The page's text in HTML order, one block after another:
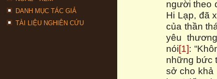
DANH MỤC TÁC GIẢ
TÀI LIỆU NGHIÊN CỨU
người theo
Hi Lạp, đã
của thần
yêu
nói[1]:
những bức
sở cho khả